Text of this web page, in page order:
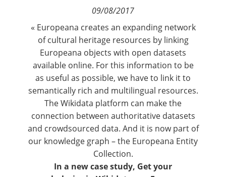
09/08/2017
« Europeana creates an expanding network
of cultural heritage resources by linking
Europeana objects with open datasets
available online. For this information to be
as useful as possible, we have to link it to
semantically rich and multilingual resources.
TheWikidata platform can make the
connection between authoritative datasets
and crowdsourced data. And it is now part of
our knowledge graph – the Europeana Entity
Collection.
In a new case study, Get your